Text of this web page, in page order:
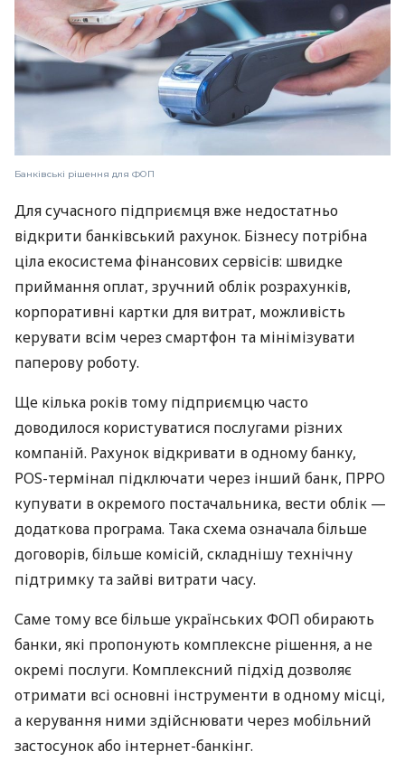
Банківські рішення для ФОП
Для сучасного підприємця вже недостатньо
відкрити банківський рахунок. Бізнесу потрібна
ціла екосистема фінансових сервісів: швидке
приймання оплат, зручний облік розрахунків,
корпоративні картки для витрат, можливість
керувати всім через смартфон та мінімізувати
паперову роботу.
Ще кілька років тому підприємцю часто
доводилося користуватися послугами різних
компаній. Рахунок відкривати в одному банку,
POS-термінал підключати через інший банк, ПРРО
купувати в окремого постачальника, вести облік —
додаткова програма. Така схема означала більше
договорів, більше комісій, складнішу технічну
підтримку та зайві витрати часу.
Саме тому все більше українських ФОП обирають
банки, які пропонують комплексне рішення, а не
окремі послуги. Комплексний підхід дозволяє
отримати всі основні інструменти в одному місці,
а керування ними здійснювати через мобільний
застосунок або інтернет-банкінг.